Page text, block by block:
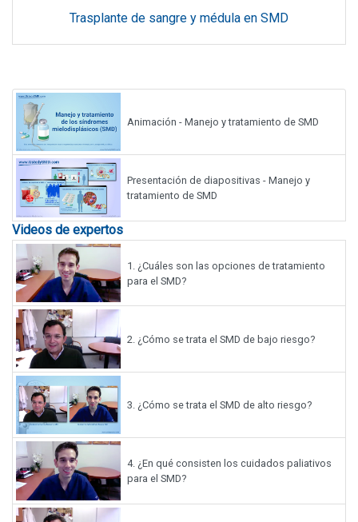
Trasplante de sangre y médula en SMD
Animación - Manejo y tratamiento de SMD
Presentación de diapositivas - Manejo y
tratamiento de SMD
Videos de expertos
1. ¿Cuáles son las opciones de tratamiento
para el SMD?
2. ¿Cómo se trata el SMD de bajo riesgo?
3.¿Cómo se trata el SMD de alto riesgo?
4.¿En qué consisten los cuidados paliativos
para el SMD?